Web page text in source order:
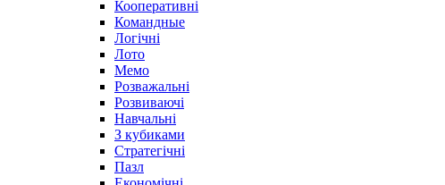
Кооперативні
Командные
Логічні
Лото
Мемо
Розважальні
Розвиваючі
Навчальні
З кубиками
Стратегічні
Пазл